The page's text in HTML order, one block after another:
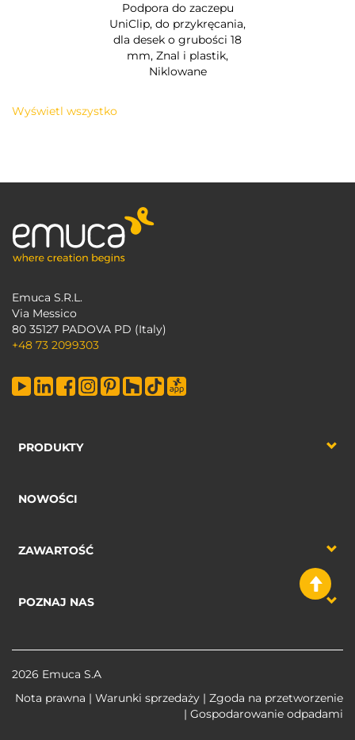
Podpora do zaczepu
UniClip, do przykręcania,
dla desek o grubości 18
mm, Znal i plastik,
Niklowane
Wyświetl wszystko
Emuca S.R.L.
Via Messico
80 35127 PADOVA PD (Italy)
+48 73 2099303
PRODUKTY
NOWOŚCI
ZAWARTOŚĆ
POZNAJ NAS
2026 Emuca S.A
Nota prawna | Warunki sprzedaży | Zgoda na przetworzenie
| Gospodarowanie odpadami